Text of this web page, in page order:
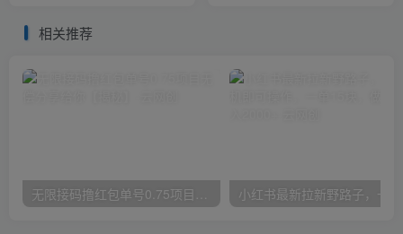
相关推荐
无限接码撸红包单号0.75项目无偿分享给你【揭秘】